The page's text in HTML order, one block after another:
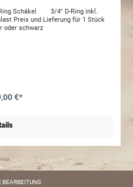
4" D-Ring inkl.
Preis und Lieferung für 1 Stück
oder schwarz
€*
BEARBEITUNG